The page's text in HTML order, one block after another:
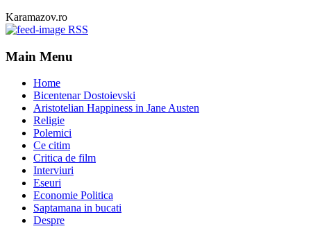
Karamazov.ro
RSS
Main Menu
Home
Bicentenar Dostoievski
Aristotelian Happiness in Jane Austen
Religie
Polemici
Ce citim
Critica de film
Interviuri
Eseuri
Economie Politica
Saptamana in bucati
Despre